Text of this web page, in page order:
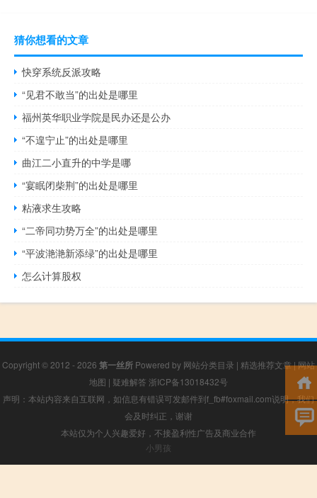
猜你想看的文章
快穿系统反派攻略
“见君不敢当”的出处是哪里
福州英华职业学院是民办还是公办
“不遑宁止”的出处是哪里
曲江二小直升的中学是哪
“宴眠闭柴荆”的出处是哪里
粘液求生攻略
“二帝同功势万全”的出处是哪里
“平波滟滟新添绿”的出处是哪里
怎么计算股权
Copyright © 2012 - 2026 第一丝所 Powered by 网站分类目录 | 精选推荐文章|网站
地图 | 疑难解答 浙ICP备13018432号
声明：本站内容来自互联网，如信息有错误可发邮件到f_fb#foxmail.com说明，我们
会及时纠正，谢谢
本站仅为个人兴趣爱好，不接盈利性广告及商业合作
小男孩